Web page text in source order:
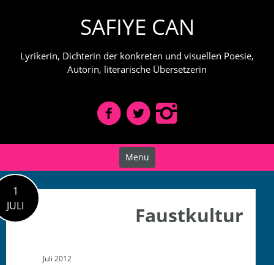
SAFIYE CAN
Lyrikerin, Dichterin der konkreten und visuellen Poesie,
Autorin, literarische Übersetzerin
Menu
1
JULI
Faustkultur
Juli 2012